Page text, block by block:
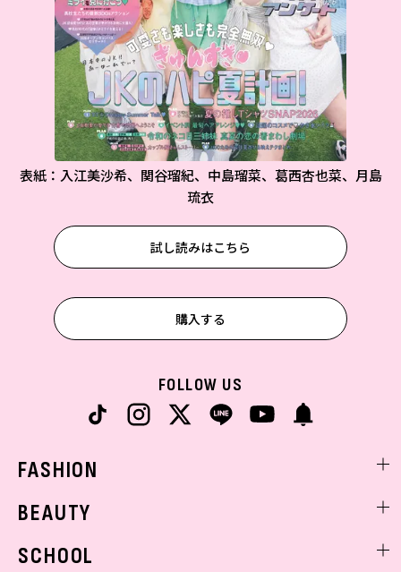
表紙：入江美沙希、関谷瑠紀、中島瑠菜、葛西杏也菜、月島
琉衣
試し読みはこちら
購入する
FOLLOW US
FASHION
着回し
BEAUTY
SCHOOL